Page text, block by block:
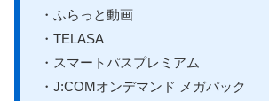
・ふらっと動画
・TELASA
・スマートパスプレミアム
・J:COMオンデマンド メガパック